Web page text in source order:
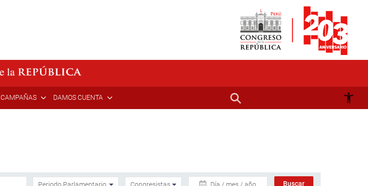
CAMPAÑAS DAMOS CUENTA